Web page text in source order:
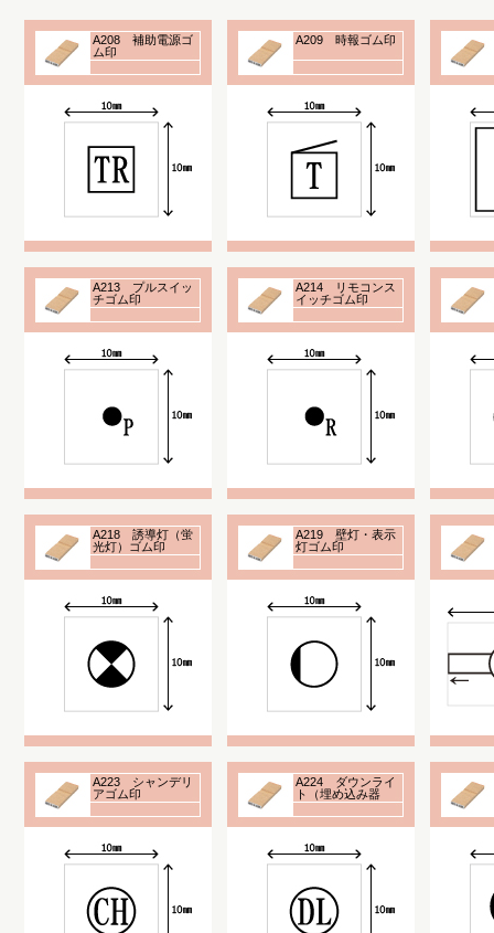
A208 補助電源ゴ
ム印
A209 時報ゴム印
A213 プルスイッ
チゴム印
A214 リモコンス
イッチゴム印
A218 誘導灯（蛍
光灯）ゴム印
A219 壁灯・表示
灯ゴム印
A223 シャンデリ
アゴム印
A224 ダウンライ
ト（埋め込み器
具）ゴム印